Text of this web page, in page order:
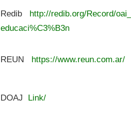
Redib
http://redib.org/Record/
educaci%C3%B3n
REUN https://www.reun.com.ar/
DOAJ Link/